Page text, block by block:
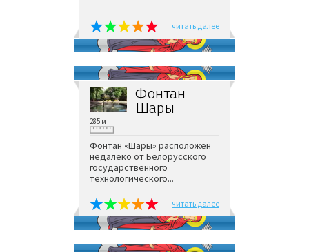
читать далее
Фонтан
Шары
285 м
Фонтан «Шары» расположен
недалеко от Белорусского
государственного
технологического...
читать далее